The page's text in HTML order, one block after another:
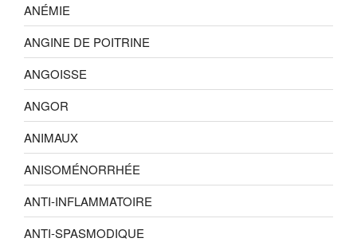
ANÉMIE
ANGINE DE POITRINE
ANGOISSE
ANGOR
ANIMAUX
ANISOMÉNORRHÉE
ANTI-INFLAMMATOIRE
ANTI-SPASMODIQUE